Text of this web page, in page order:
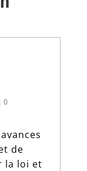
de
la loi et